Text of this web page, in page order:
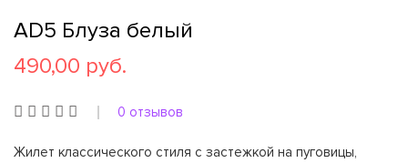
AD5 Блуза белый
490,00 руб.
0 отзывов
Жилет классического стиля с застежкой на пуговицы,